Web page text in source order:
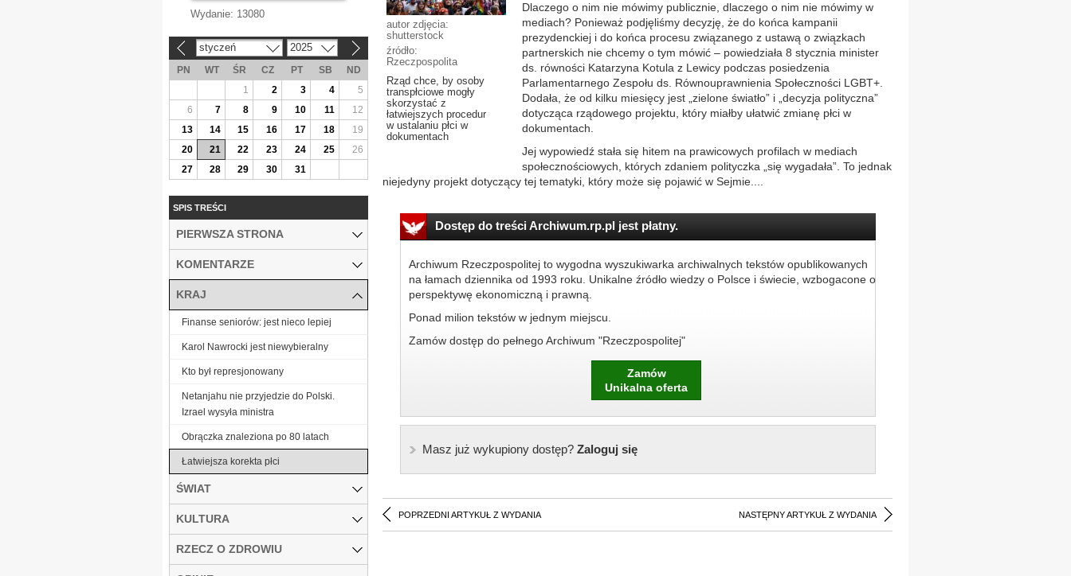
autor zdjęcia:
shutterstock
źródło:
Rzeczpospolita
Rząd chce, by osoby
transpłciowe mogły
skorzystać z
łatwiejszych procedur
w ustalaniu płci w
dokumentach
Dlaczego o nim nie mówimy publicznie, dlaczego o nim nie mówimy w
mediach? Ponieważ podjęliśmy decyzję, że do końca kampanii
prezydenckiej i do końca procesu związanego z ustawą o związkach
partnerskich nie chcemy o tym mówić – powiedziała 8 stycznia minister
ds. równości Katarzyna Kotula z Lewicy podczas posiedzenia
Parlamentarnego Zespołu ds. Równouprawnienia Społeczności LGBT+.
Dodała, że od kilku miesięcy jest „zielone światło” i „decyzja polityczna”
dotycząca rządowego projektu, który miałby ułatwić zmianę płci w
dokumentach.
Jej wypowiedź stała się hitem na prawicowych profilach w mediach
społecznościowych, których zdaniem polityczka „się wygadała”. To jednak
niejedyny projekt dotyczący tej tematyki, który może się pojawić w Sejmie....
Dostęp do treści Archiwum.rp.pl jest płatny.
Archiwum Rzeczpospolitej to wygodna wyszukiwarka archiwalnych tekstów opublikowanych
na łamach dziennika od 1993 roku. Unikalne źródło wiedzy o Polsce i świecie, wzbogacone o
perspektywę ekonomiczną i prawną.
Ponad milion tekstów w jednym miejscu.
Zamów dostęp do pełnego Archiwum "Rzeczpospolitej"
Zamów
Unikalna oferta
Masz już wykupiony dostęp?Zaloguj się
POPRZEDNI ARTYKUŁ Z WYDANIA NASTĘPNY ARTYKUŁ Z WYDANIA
Wydanie: 13080
styczeń 2025
PN WT ŚR CZ PT SB
ND
1
2 3 4
5
6
7 8 9 10 11
12
13
14 15 16 17 18
19
20
21 22 23 24 25
26
27
28 29 30 31
SPIS TREŚCI
PIERWSZA STRONA
KOMENTARZE
KRAJ
Finanse seniorów: jest nieco lepiej
Karol Nawrocki jest niewybieralny
Kto był represjonowany
Netanjahu nie przyjedzie do Polski.
Izrael wysyła ministra
Obrączka znaleziona po 80 latach
Łatwiejsza korekta płci
ŚWIAT
KULTURA
RZECZ O ZDROWIU